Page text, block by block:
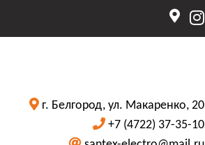
г. Белгород, ул. Макаренко, 20
+7 (4722) 37-35-10